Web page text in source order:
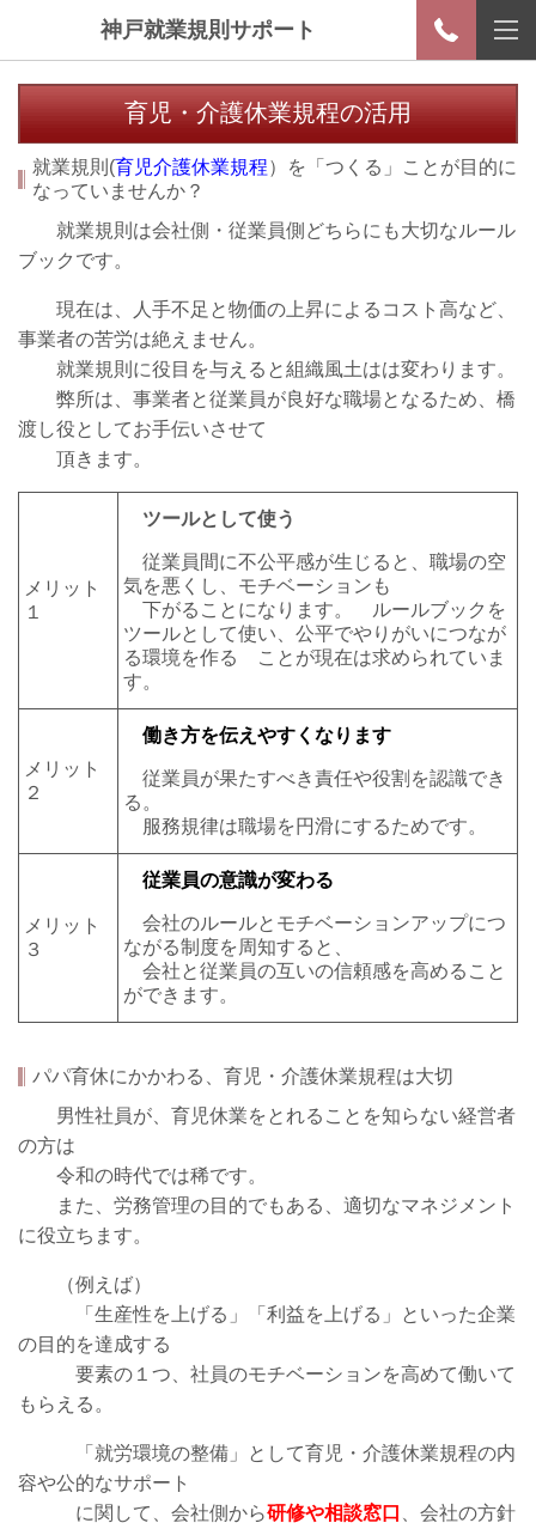
神戸就業規則サポート
育児・介護休業規程の活用
就業規則(育児介護休業規程）を「つくる」ことが目的に
なっていませんか？
就業規則は会社側・従業員側どちらにも大切なルール
ブックです。
現在は、人手不足と物価の上昇によるコスト高など、
事業者の苦労は絶えません。
就業規則に役目を与えると組織風土はは変わります。
弊所は、事業者と従業員が良好な職場となるため、橋
渡し役としてお手伝いさせて
頂きます。
メリット
１
ツールとして使う
従業員間に不公平感が生じると、職場の空
気を悪くし、モチベーションも
下がることになります。 ルールブックを
ツールとして使い、公平でやりがいにつなが
る環境を作る ことが現在は求められていま
す。
メリット
２
働き方を伝えやすくなります
従業員が果たすべき責任や役割を認識でき
る。
服務規律は職場を円滑にするためです。
メリット
３
従業員の意識が変わる
会社のルールとモチベーションアップにつ
ながる制度を周知すると、
会社と従業員の互いの信頼感を高めること
ができます。
パパ育休にかかわる、育児・介護休業規程は大切
男性社員が、育児休業をとれることを知らない経営者
の方は
令和の時代では稀です。
また、労務管理の目的でもある、適切なマネジメント
に役立ちます。
（例えば）
「生産性を上げる」「利益を上げる」といった企業
の目的を達成する
要素の１つ、社員のモチベーションを高めて働いて
もらえる。
「就労環境の整備」として育児・介護休業規程の内
容や公的なサポート
に関して、会社側から研修や相談窓口
、会社の方針